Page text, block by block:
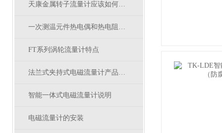
天康金属转子流量计应该如何选型？
一次测温元件热电偶和热电阻如何选择使用？
FT系列涡轮流量计特点
法兰式夹持式电磁流量计产品特点说明
智能一体式电磁流量计说明
电磁流量计的安装